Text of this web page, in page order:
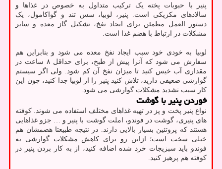
پنیر با حبوبات پخته یک ترکیب متداول به خصوص در غذاها و
سالادهای مکزیکی است. پنیر، لوبیا، سس تند و گواکامول، یک
دستور العمل مطمئن برای ایجاد نفخ، تشکیل گاز معده و سایر
مشکلات در ارتباط با هضم غذا است.
لوبیا به خودی خود سبب ایجاد نفخ معده می شود و بنابراین هم
سفارش می شود که آنرا پیش از طبخ، برای حداقل ۸ ساعت در
مقداری آب خیس کنید تا میزان نفخ آن کم شود. ولی اگر سیستم
گوارشی ضعیفی دارید، تلاش کنید پنیر را از لوبیا جدا کنید، چون این
کار سبب تشدید مشکلات گوارشی می شود.
خوردن پنیر با گوشت
نواع پنیر پخت و پز در تهیه غذاهای مختلف استفاده می شوند. کوفته
های پنیری، گوشت در فوندو، املت گوشت با پنیر و … جزو غذاهایی
هستند که پروتئین بسیار بالایی دارند. در نتیجه طبیعتا هضمشان هم
خیلی سخت است؛ ازاین رو برای کاهش مشکلات گوارشی به
فوندو باید سبزیجات خرد شده اضافه کنید، از به کار بردن پنیر در
کوفته هم پرهیز کنید.